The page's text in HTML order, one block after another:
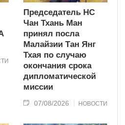
Председатель НС
Чан Тхань Ман
принял посла
Малайзии Тан Янг
Тхая по случаю
окончания срока
дипломатической
миссии
07/08/2026 НОВОСТИ